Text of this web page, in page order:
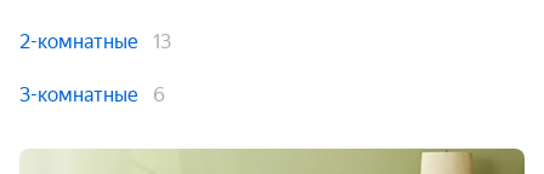
2-комнатные 13
3-комнатные 6